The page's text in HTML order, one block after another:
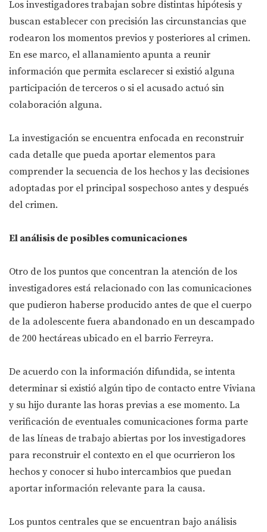
Los investigadores trabajan sobre distintas hipótesis y
buscan establecer con precisión las circunstancias que
rodearon los momentos previos y posteriores al crimen.
En ese marco, el allanamiento apunta a reunir
información que permita esclarecer si existió alguna
participación de terceros o si el acusado actuó sin
colaboración alguna.
La investigación se encuentra enfocada en reconstruir
cada detalle que pueda aportar elementos para
comprender la secuencia de los hechos y las decisiones
adoptadas por el principal sospechoso antes y después
del crimen.
El análisis de posibles comunicaciones
Otro de los puntos que concentran la atención de los
investigadores está relacionado con las comunicaciones
que pudieron haberse producido antes de que el cuerpo
de la adolescente fuera abandonado en un descampado
de 200 hectáreas ubicado en el barrio Ferreyra.
De acuerdo con la información difundida, se intenta
determinar si existió algún tipo de contacto entre Viviana
y su hijo durante las horas previas a ese momento. La
verificación de eventuales comunicaciones forma parte
de las líneas de trabajo abiertas por los investigadores
para reconstruir el contexto en el que ocurrieron los
hechos y conocer si hubo intercambios que puedan
aportar información relevante para la causa.
Los puntos centrales que se encuentran bajo análisis